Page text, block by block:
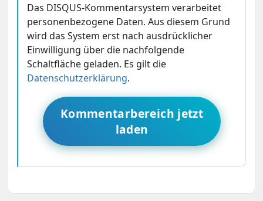
Das DISQUS-Kommentarsystem verarbeitet
personenbezogene Daten. Aus diesem Grund
wird das System erst nach ausdrücklicher
Einwilligung über die nachfolgende
Schaltfläche geladen. Es gilt die
Datenschutzerklärung.
Kommentarbereich jetzt
laden